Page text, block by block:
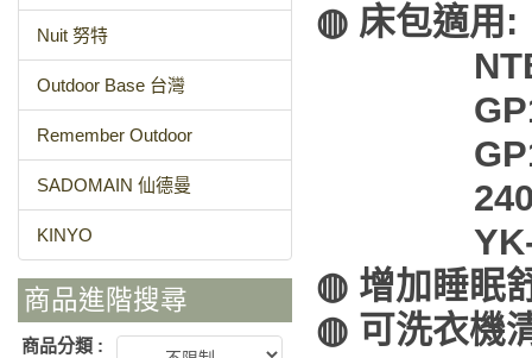
Nuit 努特
Outdoor Base 台灣
Remember Outdoor
SADOMAIN 仙德曼
KINYO
商品進階搜尋
商品分類 :
◍ 床包適用:
NTB11
24035
YK-007
◍ 增加睡眠
◍ 可洗衣機